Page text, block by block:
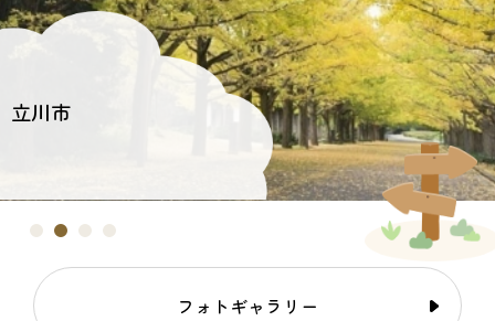
立川市
フォトギャラリー